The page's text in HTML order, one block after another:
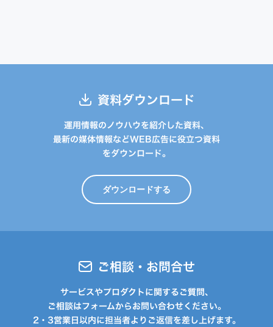
資料ダウンロード
運用情報のノウハウを紹介した資料、
最新の媒体情報などWEB広告に役立つ資料
をダウンロード。
ダウンロードする
ご相談・お問合せ
サービスやプロダクトに関するご質問、
ご相談はフォームからお問い合わせください。
2・3営業日以内に担当者よりご返信を差し上げます。